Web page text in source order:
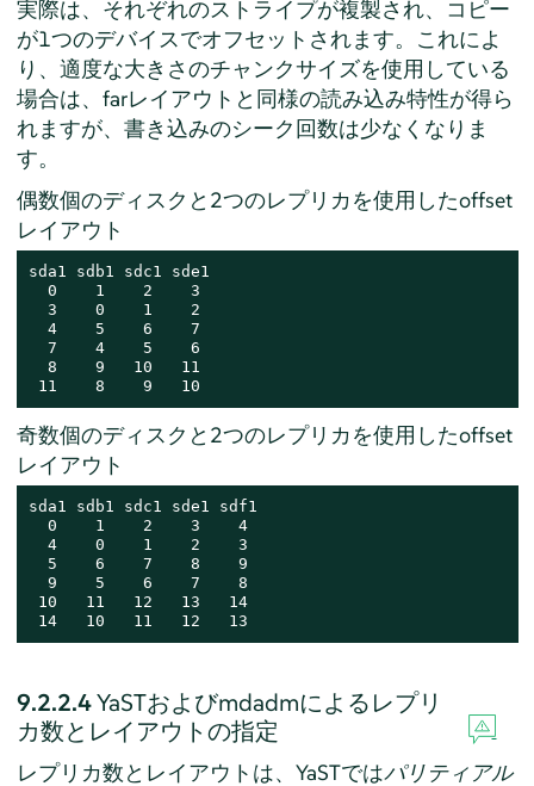
実際は、それぞれのストライプが複製され、コピー
が1つのデバイスでオフセットされます。これによ
り、適度な大きさのチャンクサイズを使用している
場合は、farレイアウトと同様の読み込み特性が得ら
れますが、書き込みのシーク回数は少なくなりま
す。
偶数個のディスクと2つのレプリカを使用したoffset
レイアウト
sda1 sdb1 sdc1 sde1
  0    1    2    3
  3    0    1    2
  4    5    6    7
  7    4    5    6
  8    9   10   11
11    8    9   10
奇数個のディスクと2つのレプリカを使用したoffset
レイアウト
sda1 sdb1 sdc1 sde1 sdf1
  0    1    2    3    4
  4    0    1    2    3
  5    6    7    8    9
  9    5    6    7    8
10   11   12   13   14
14   10   11   12   13
9.2.2.4YaSTおよびmdadmによるレプリ
カ数とレイアウトの指定
レプリカ数とレイアウトは、YaSTではパリティアル